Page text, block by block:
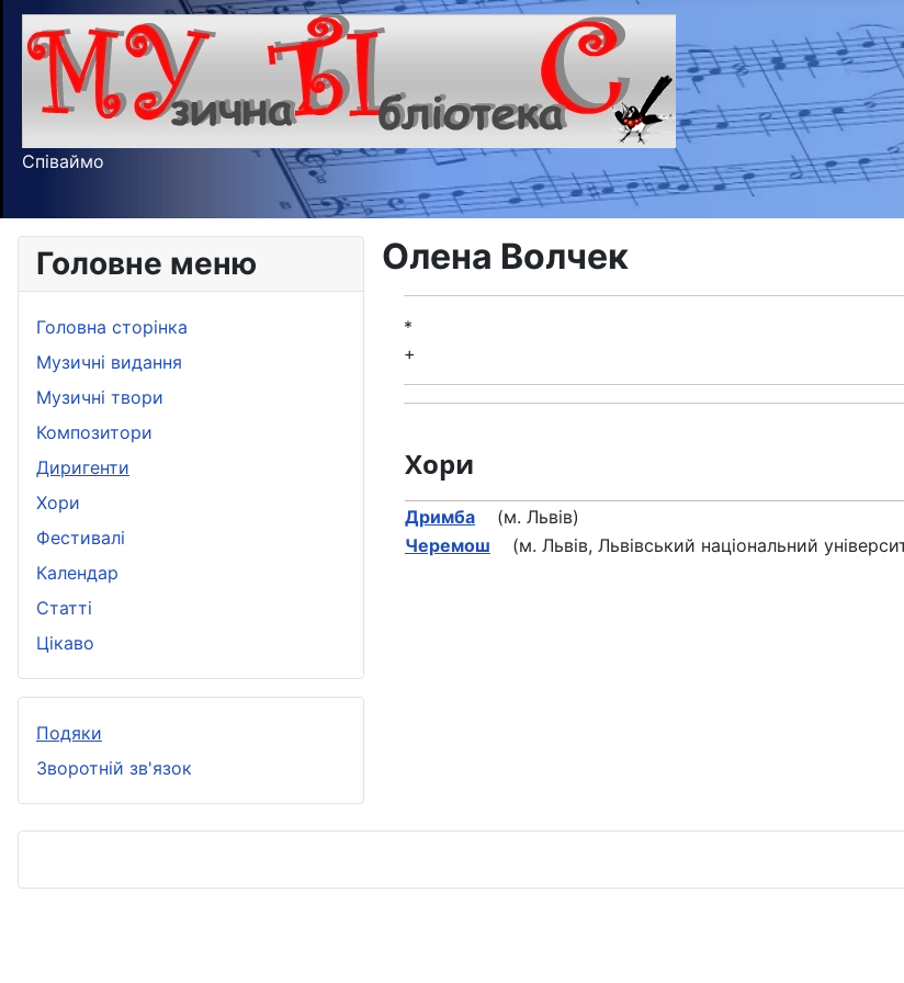
Співаймо
Головне меню
Головна сторінка
Музичні видання
Музичні твори
Композитори
Диригенти
Хори
Фестивалі
Календар
Статті
Цікаво
Подяки
Зворотній зв'язок
Олена Волчек
*
+
Хори
Дримба (м. Львів)
Черемош (м. Львів, Львівський національний